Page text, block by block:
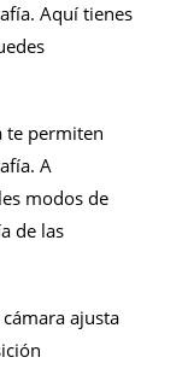
Aquí tienes
te permiten
A
modos de
de las
ajusta